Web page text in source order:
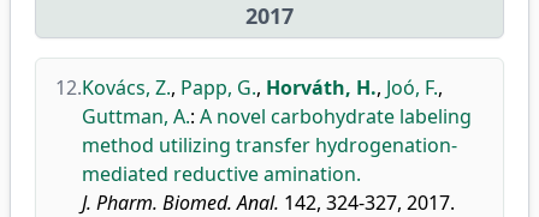
2017
12.Kovács, Z., Papp, G., Horváth, H., Joó, F.,
Guttman, A.: A novel carbohydrate labeling
method utilizing transfer hydrogenation-
mediated reductive amination.
J. Pharm. Biomed. Anal. 142, 324-327, 2017.